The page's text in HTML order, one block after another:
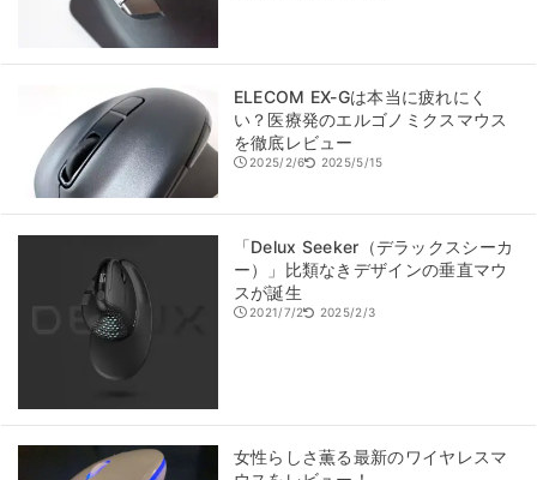
ELECOM EX-Gは本当に疲れにく
い？医療発のエルゴノミクスマウス
を徹底レビュー
2025/2/6 2025/5/15
「Delux Seeker（デラックスシーカ
ー）」比類なきデザインの垂直マウ
スが誕生
2021/7/2 2025/2/3
女性らしさ薫る最新のワイヤレスマ